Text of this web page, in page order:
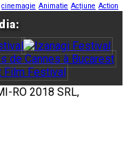
cinemagie Animatie Acțiune Action
RO 2018 SRL,